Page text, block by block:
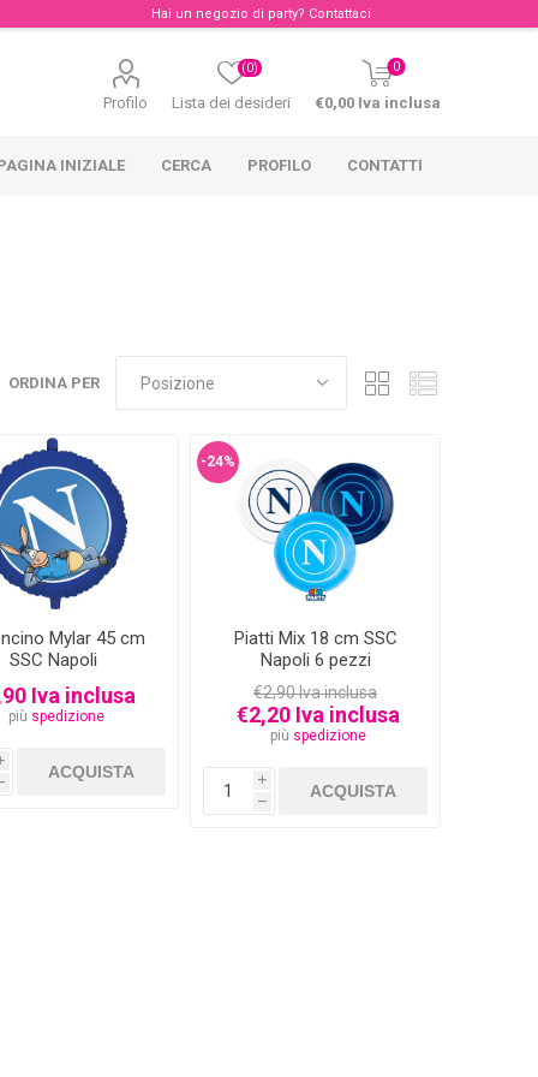
Hai un negozio di party? Contattaci
Profilo Lista dei desideri
(0) 0
€0,00 Iva inclusa
INIZIALE CERCA PROFILO CONTATTI
ORDINA PER
Mylar 45 cm
SSC Napoli
Iva inclusa
più spedizione
-24%
Piatti Mix 18 cm SSC
Napoli 6 pezzi
€2,90 Iva inclusa
€2,20 Iva inclusa
più spedizione
i
h